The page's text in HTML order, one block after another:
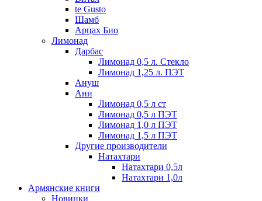
te Gusto
Шамб
Арцах Био
Лимонад
Дарбас
Лимонад 0,5 л. Стекло
Лимонад 1,25 л. ПЭТ
Ануш
Ани
Лимонад 0,5 л ст
Лимонад 0,5 л ПЭТ
Лимонад 1,0 л ПЭТ
Лимонад 1,5 л ПЭТ
Другие производители
Натахтари
Натахтари 0,5л
Натахтари 1,0л
Армянские книги
Новинки